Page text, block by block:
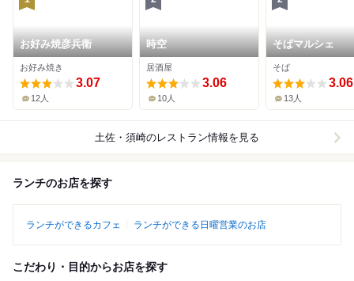
お好み焼彦兵衛
お好み焼き
3.07
12人
時空
居酒屋
3.06
10人
そばマルシェ
そば
3.06
13人
土佐・須崎のレストラン情報を見る
ランチのお店を探す
ランチができるカフェ ランチができる日曜営業のお店
こだわり・目的からお店を探す